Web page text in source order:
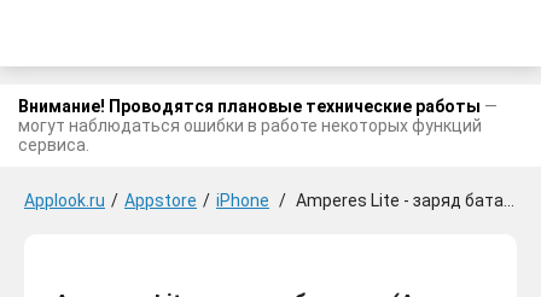
Внимание! Проводятся плановые технические работы —
могут наблюдаться ошибки в работе некоторых функций
сервиса.
Applook.ru / Appstore / iPhone / Amperes Lite - заряд батареи